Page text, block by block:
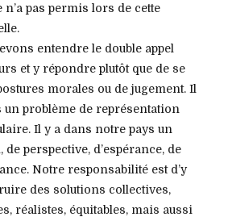
n’a pas permis lors de cette
entendre le double appel
et y répondre plutôt que de se
morales ou de jugement. Il
un problème de représentation
Il y a dans notre pays un
perspective, d’espérance, de
Notre responsabilité est d’y
des solutions collectives,
réalistes, équitables, mais aussi